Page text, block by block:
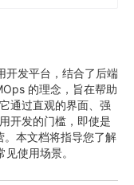
开发平台，结合了后端
的理念，旨在帮助
通过直观的界面、强
开发的门槛，即使是
。本文档将指导您了解
使用场景。